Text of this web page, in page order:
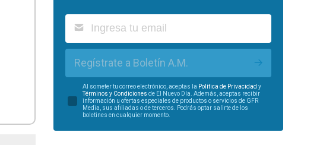
Regístrate a Boletín A.M.
Al someter tu correo electrónico, aceptas la Política de Privacidad y
Términos y Condiciones de El Nuevo Día. Además, aceptas recibir
información u ofertas especiales de productos o servicios de GFR
Media, sus afiliadas o de terceros. Podrás optar salirte de los
boletines en cualquier momento.